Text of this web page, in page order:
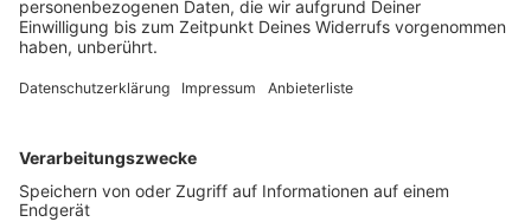
Schweinestall brennt – alle 1.600 Schweine
tot
Feueralarm im Landkreis Aichach-Friedberg: Ein Stall
gerettet werden.